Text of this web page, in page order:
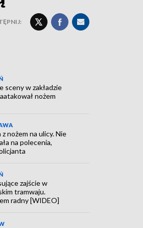
sceny w zakładzie
nożem
nożem na ulicy. Nie
na polecenia,
zajście w
tramwaju.
radny [WIDEO]